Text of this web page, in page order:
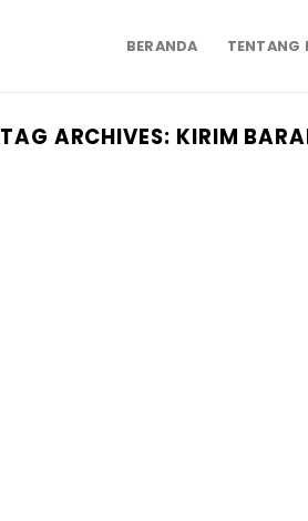
BERANDA TENTANG
TAG ARCHIVES: KIRIM